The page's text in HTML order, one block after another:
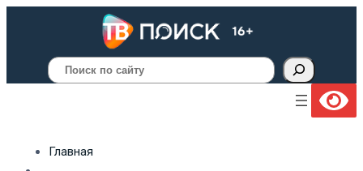
Поиск
Главная